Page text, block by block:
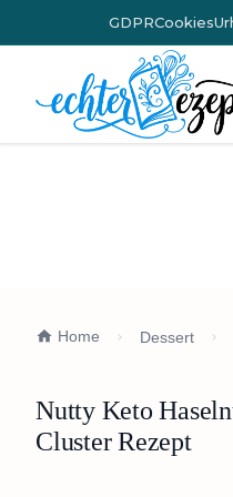
GDPRCookies
Home Dessert
Nutty Keto
Cluster Rezept